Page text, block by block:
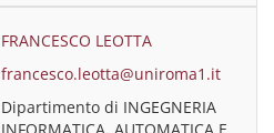
FRANCESCO LEOTTA
francesco.leotta@uniroma1.it
Dipartimento di INGEGNERIA